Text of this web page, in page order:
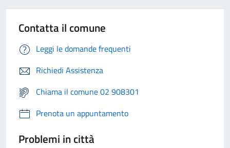
Contatta il comune
Leggi le domande frequenti
Richiedi Assistenza
Chiama il comune 02 908301
Prenota un appuntamento
Problemi in città